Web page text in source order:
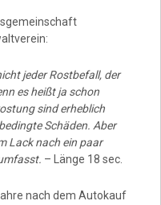
jeder Rostbefall, der
es heißt ja schon
sind erheblich
Schäden. Aber
Lack nach ein paar
– Länge 18 sec.
nach dem Autokauf